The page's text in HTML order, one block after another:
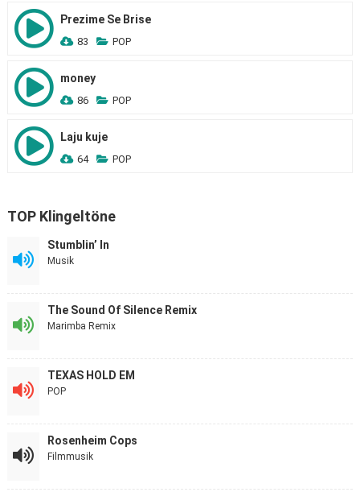
Prezime Se Brise
83 POP
money
86 POP
Laju kuje
64 POP
TOP Klingeltöne
Stumblin’ In
Musik
The Sound Of Silence Remix
Marimba Remix
TEXAS HOLD EM
POP
Rosenheim Cops
Filmmusik